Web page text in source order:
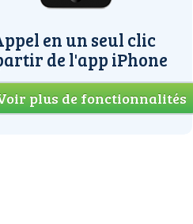
en un seul clic
de l'app iPhone
plus de fonctionnalités